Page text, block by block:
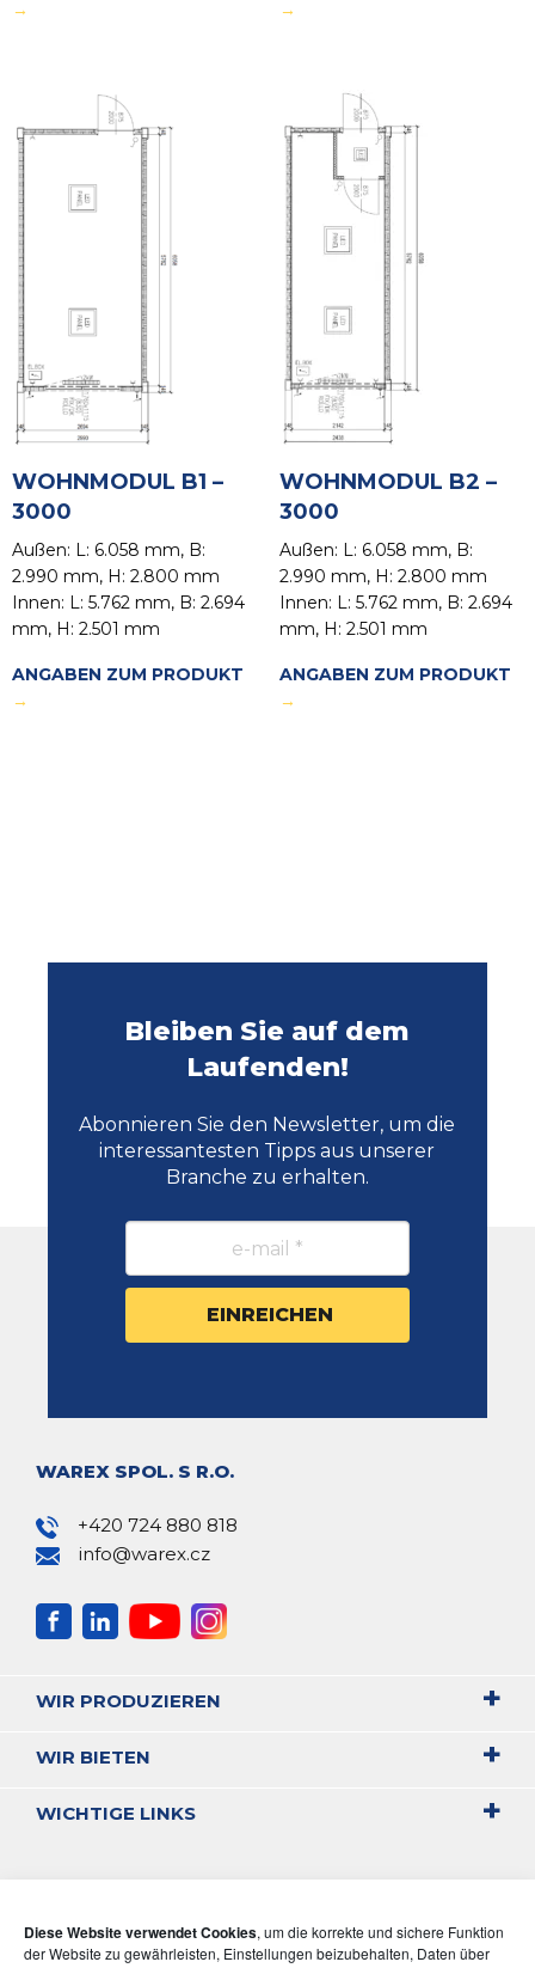
Diese Website verwendet Cookies, um die korrekte und sichere Funktion
der Website zu gewährleisten, Einstellungen beizubehalten, Daten über
→
→
WOHNMODUL B1 –
3000
Außen: L: 6.058 mm, B:
2.990 mm, H: 2.800 mm
Innen: L: 5.762 mm, B: 2.694
mm, H: 2.501 mm
ANGABEN ZUM PRODUKT
→
WOHNMODUL B2 –
3000
Außen: L: 6.058 mm, B:
2.990 mm, H: 2.800 mm
Innen: L: 5.762 mm, B: 2.694
mm, H: 2.501 mm
ANGABEN ZUM PRODUKT
→
Bleiben Sie auf dem
Laufenden!
Abonnieren Sie den Newsletter, um die
interessantesten Tipps aus unserer
Branche zu erhalten.
WAREX SPOL. S R.O.
+420 724 880 818
info@warex.cz
WIR PRODUZIEREN
WIR BIETEN
WICHTIGE LINKS